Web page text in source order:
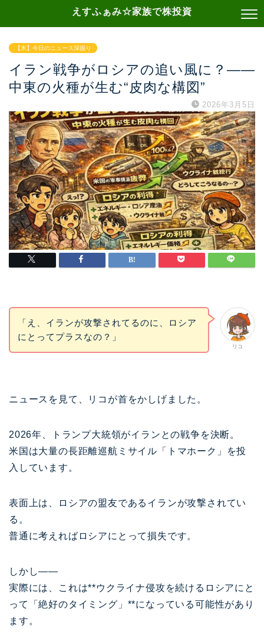
えすふぁみ☆家族で株投資
【木】今日のニュース深掘り
イラン戦争がロシアの追い風に？――
中東の火種が生む“皮肉な構図”
2026年3月5日
リコ
「え、イランが攻撃されてるのに、ロシア
にとってプラスなの？」
ニュースを見て、リコが首をかしげました。
2026年、トランプ大統領がイランとの戦争を決断。
米国は大量の長距離巡航ミサイル「トマホーク」を投
入しています。
表面上は、ロシアの盟友であるイランが攻撃されてい
る。
普通に考えればロシアにとって損失です。
しかし――
実際には、これは**ウクライナ侵攻を続けるロシアにと
って「絶好のタイミング」**になっている可能性があり
ます。